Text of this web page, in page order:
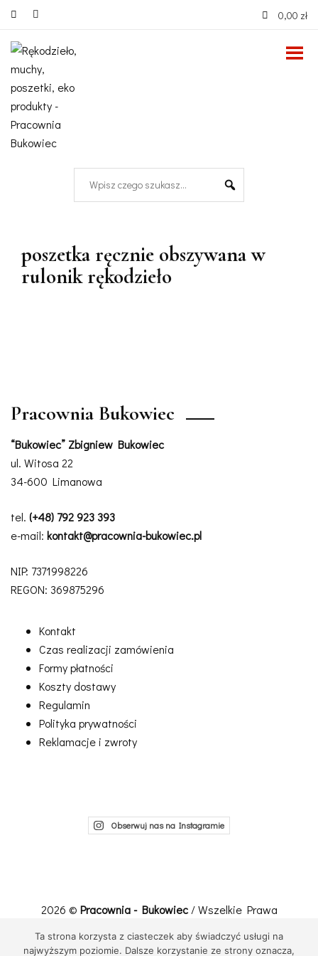
0,00 zł
poszetka ręcznie obszywana w
rulonik rękodzieło
Pracownia Bukowiec
“Bukowiec” Zbigniew Bukowiec
ul. Witosa 22
34-600 Limanowa
tel. (+48) 792 923 393
e-mail: kontakt@pracownia-bukowiec.pl
NIP: 7371998226
REGON: 369875296
Kontakt
Czas realizacji zamówienia
Formy płatności
Koszty dostawy
Regulamin
Polityka prywatności
Reklamacje i zwroty
Obserwuj nas na Instagramie
2026 © Pracownia - Bukowiec/ Wszelkie Prawa
Realizacja, wdrożenie:Net-Factory
Ta strona korzysta z ciasteczek aby świadczyć usługi na
najwyższym poziomie. Dalsze korzystanie ze strony oznacza,